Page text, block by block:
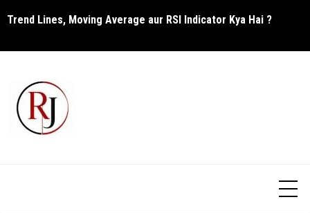
toTrend Lines, Moving Average aur RSI Indicator Kya Hai ?